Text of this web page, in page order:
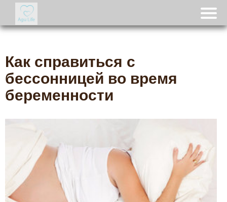
Как справиться с
бессонницей во время
беременности